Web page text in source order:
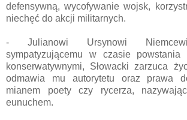
defensywną, wycofywanie wojsk,
niechęć do akcji militarnych.
- Julianowi Ursynowi
sympatyzującemu w czasie powstania
konserwatywnymi, Słowacki zarzuca
odmawia mu autorytetu oraz prawa
mianem poety czy rycerza,
eunuchem.